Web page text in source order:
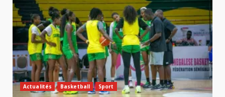
Actualités Basketball Sport